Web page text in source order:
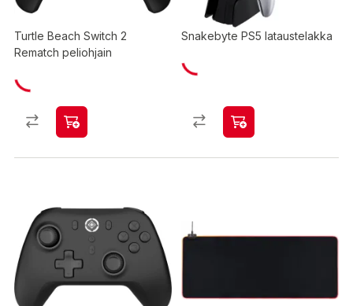
Turtle Beach Switch 2
Rematch peliohjain
Snakebyte PS5 lataustelakka